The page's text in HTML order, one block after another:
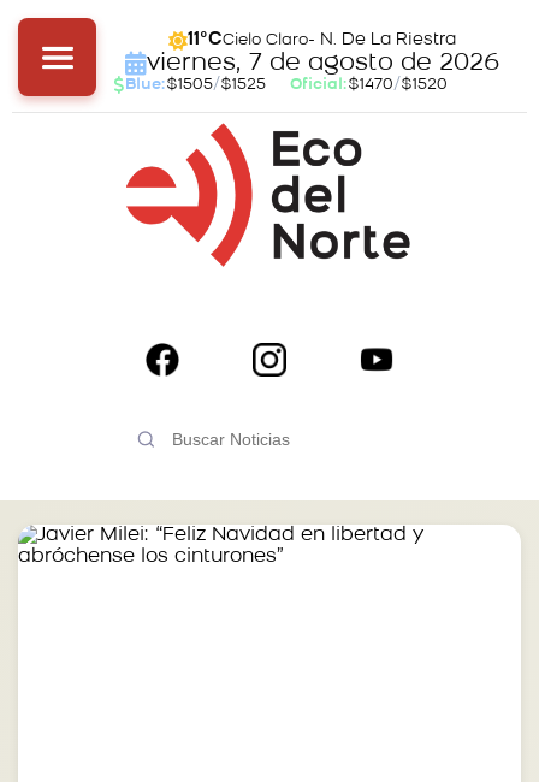
11°CCielo Claro- N. De La Riestra
viernes, 7 de agosto de 2026
Blue:$1505/$1525 Oficial:$1470/$1520